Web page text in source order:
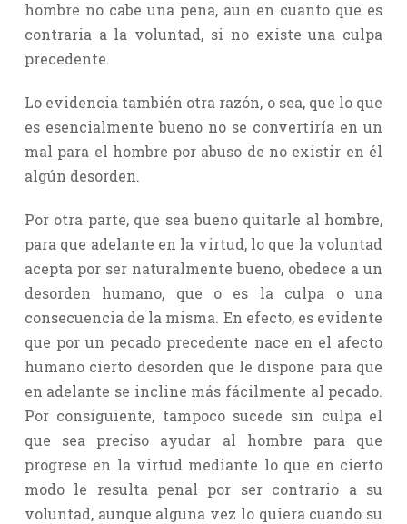
hombre no cabe una pena, aun en cuanto que es
contraria a la voluntad, si no existe una culpa
precedente.
Lo evidencia también otra razón, o sea, que lo que
es esencialmente bueno no se convertiría en un
mal para el hombre por abuso de no existir en él
algún desorden.
Por otra parte, que sea bueno quitarle al hombre,
para que adelante en la virtud, lo que la voluntad
acepta por ser naturalmente bueno, obedece a un
desorden humano, que o es la culpa o una
consecuencia de la misma. En efecto, es evidente
que por un pecado precedente nace en el afecto
humano cierto desorden que le dispone para que
en adelante se incline más fácilmente al pecado.
Por consiguiente, tampoco sucede sin culpa el
que sea preciso ayudar al hombre para que
progrese en la virtud mediante lo que en cierto
modo le resulta penal por ser contrario a su
voluntad, aunque alguna vez lo quiera cuando su